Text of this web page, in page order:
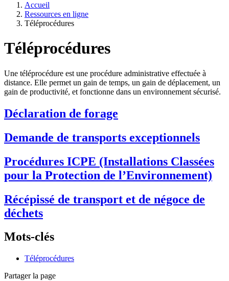
Accueil
Ressources en ligne
Téléprocédures
Téléprocédures
Une téléprocédure est une procédure administrative effectuée à
distance. Elle permet un gain de temps, un gain de déplacement, un
gain de productivité, et fonctionne dans un environnement sécurisé.
Déclaration de forage
Demande de transports exceptionnels
Procédures ICPE (Installations Classées
pour la Protection de l’Environnement)
Récépissé de transport et de négoce de
déchets
Mots-clés
Téléprocédures
Partager la page